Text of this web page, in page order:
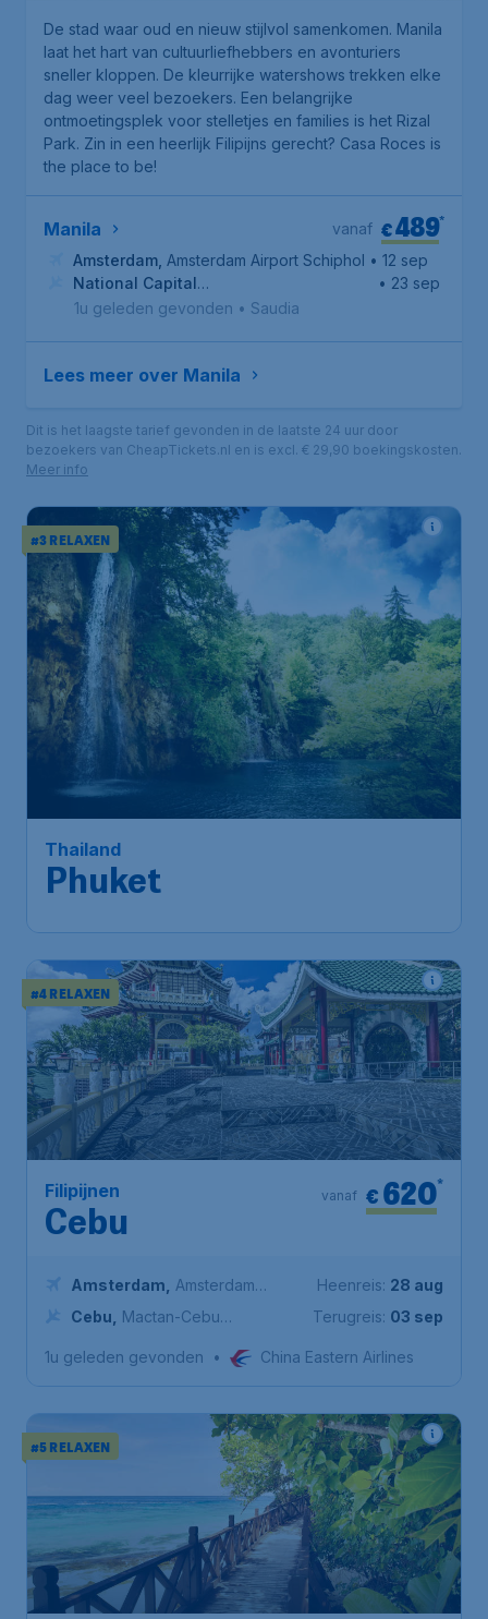
De stad waar oud en nieuw stijlvol samenkomen. Manila
laat het hart van cultuurliefhebbers en avonturiers
sneller kloppen. De kleurrijke watershows trekken elke
dag weer veel bezoekers. Een belangrijke
ontmoetingsplek voor stelletjes en families is het Rizal
Park. Zin in een heerlijk Filipijns gerecht? Casa Roces is
the place to be!
Manila €489*
vanaf
Amsterdam Amsterdam Airport Schiphol • 12 sep
National Capital
Region, Ninoy Aquino International Airport
• 23 sep
1u geleden gevonden • Saudia
Lees meer over Manila
Dit is het laagste tarief gevonden in de laatste 24 uur door
bezoekers van CheapTickets.nl en is excl. € 29,90 boekingskosten.
Meer info
#3 RELAXEN
Thailand
Phuket
€494*
vanaf
Airport Schiphol
Phuket
Luchthaven Phuket
#4 RELAXEN
Filipijnen
Cebu
€ 620*
vanaf
Amsterdam
Amsterdam
Airport Schiphol
Cebu
Mactan-Cebu
Heenreis: 28 aug
Terugreis: 03 sep
1u geleden gevonden • China Eastern Airlines
#5 RELAXEN